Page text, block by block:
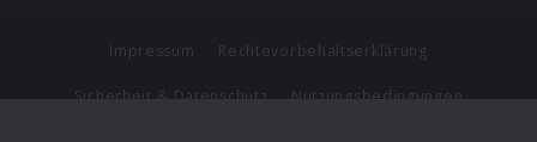
Impressum Rechtevorbehaltserklärung
Sicherheit & Datenschutz Nutzungsbedingungen